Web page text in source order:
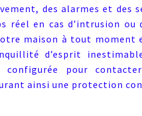
des alarmes et des
en cas d’intrusion ou
maison à tout moment
d’esprit
pour
ainsi une protection